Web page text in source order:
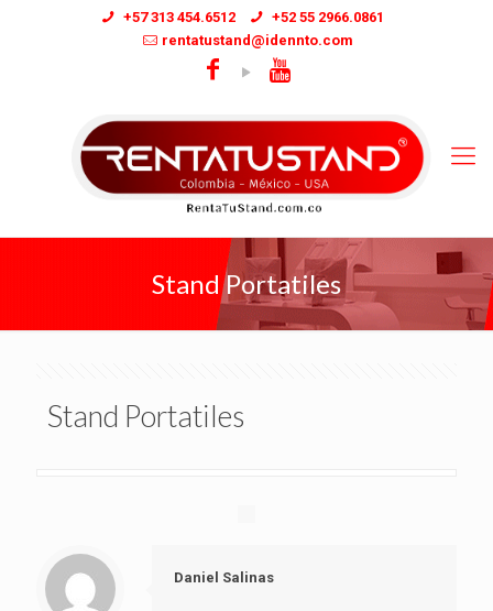
+57 313 454.6512
+52 55 2966.0861
rentatustand@idennto.com
Stand Portatiles
Stand Portatiles
Daniel Salinas